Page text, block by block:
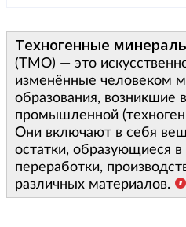
Техногенные
(ТМО) — это
изменённые человеком
образования, возникшие
промышленной
Они включают в себя
остатки, образующиеся
переработки,
различных материалов.